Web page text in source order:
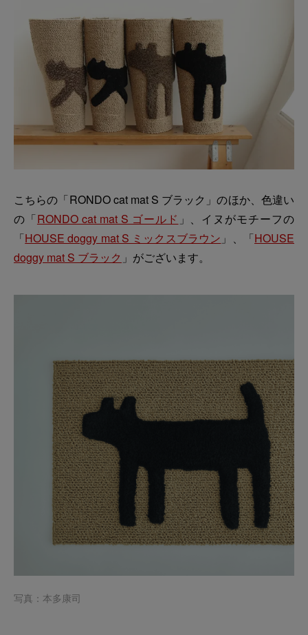
こちらの「RONDO cat mat S ブラック」のほか、色違い
の「RONDO cat mat S ゴールド 」、イヌがモチーフの
「HOUSE doggy mat S ミックスブラウン 」、「HOUSE
doggy mat S ブラック 」がございます。
写真：本多康司